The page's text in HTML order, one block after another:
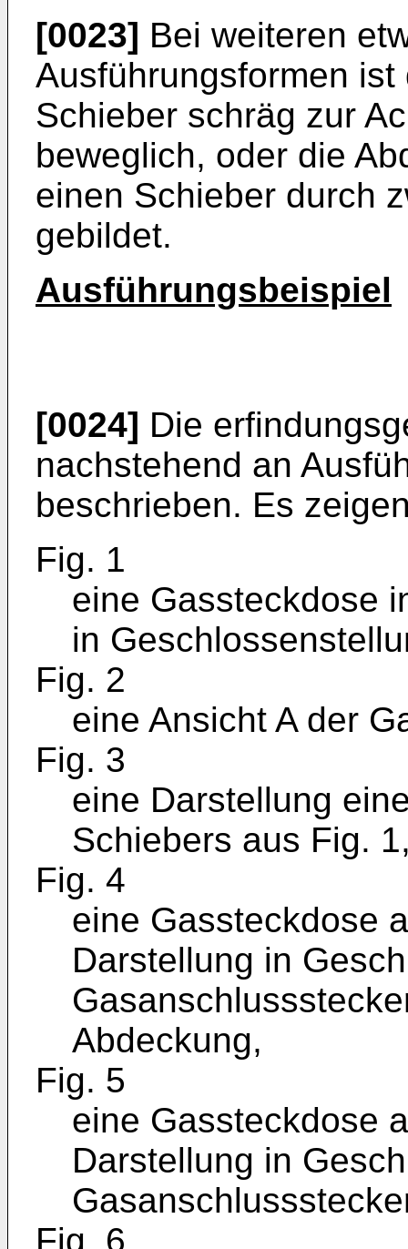
[0023] Bei weiteren
Ausführungsformen
Schieber schräg zur
beweglich, oder die
einen Schieber durch
gebildet.
Ausführungsbeispiel
[0024] Die
nachstehend an
beschrieben. Es
Fig. 1
eine Gassteckdose
in
Fig. 2
eine Ansicht A der
Fig. 3
eine Darstellung
Schiebers aus Fig.
Fig. 4
eine Gassteckdose
Darstellung in
Abdeckung,
Fig. 5
eine Gassteckdose
Darstellung in
Fig. 6